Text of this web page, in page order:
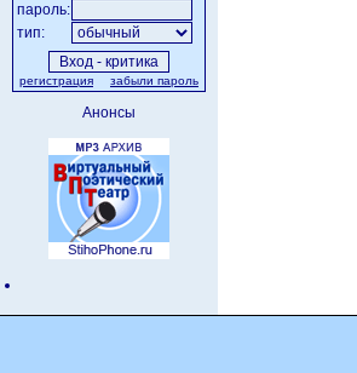
пароль:
тип:
регистрация забыли пароль
Анонсы